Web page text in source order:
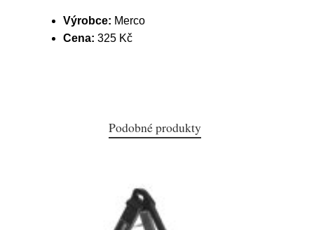
Výrobce: Merco
Cena: 325 Kč
Podobné produkty